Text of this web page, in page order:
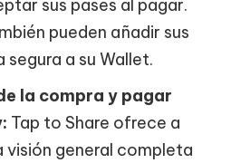
sus pases al pagar.
pueden añadir sus
segura a su Wallet.
la compra y pagar
Tap to Share ofrece a
visión general completa